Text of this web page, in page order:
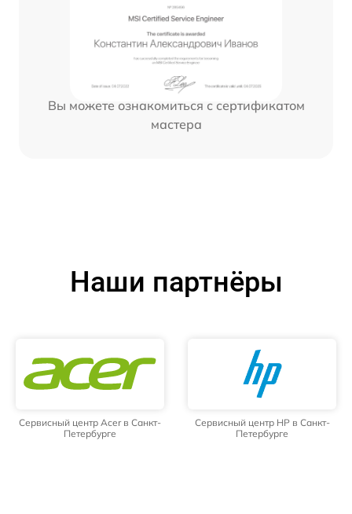
Вы можете ознакомиться с сертификатом
мастера
Наши партнёры
Сервисный центр Acer в Санкт-
Петербурге
Сервисный центр HP в Санкт-
Петербурге